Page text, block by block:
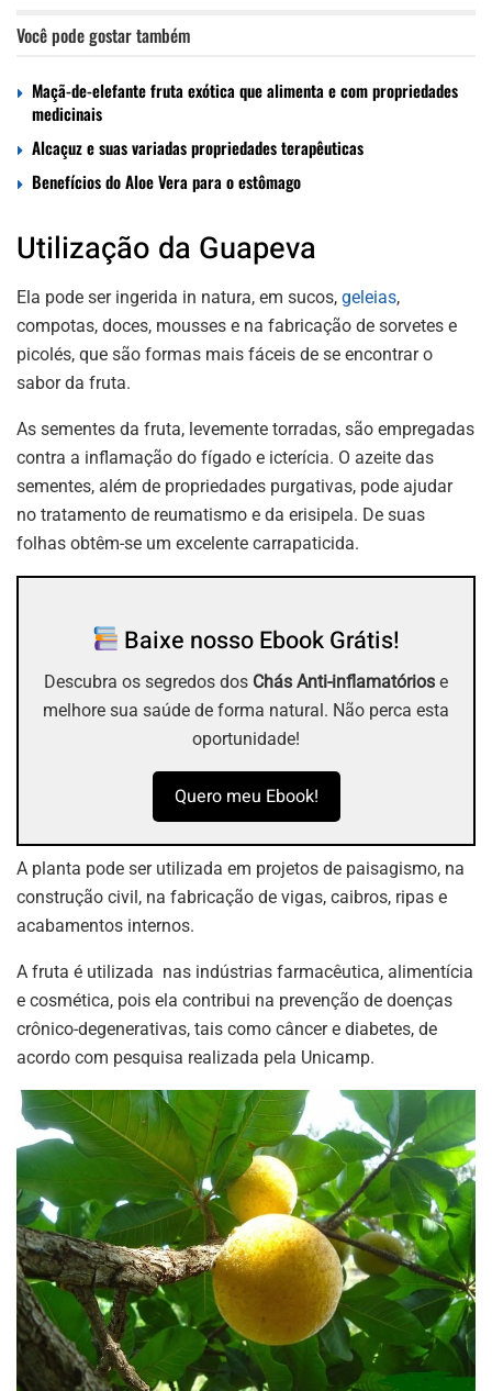
Você pode gostar também
Maçã-de-elefante fruta exótica que alimenta e com propriedades
medicinais
Alcaçuz e suas variadas propriedades terapêuticas
Benefícios do Aloe Vera para o estômago
Utilização da Guapeva
Ela pode ser ingerida in natura, em sucos, geleias,
compotas, doces, mousses e na fabricação de sorvetes e
picolés, que são formas mais fáceis de se encontrar o
sabor da fruta.
As sementes da fruta, levemente torradas, são empregadas
contra a inflamação do fígado e icterícia. O azeite das
sementes, além de propriedades purgativas, pode ajudar
no tratamento de reumatismo e da erisipela. De suas
folhas obtêm-se um excelente carrapaticida.
Baixe nosso Ebook Grátis!
Descubra os segredos dos Chás Anti-inflamatórios e
melhore sua saúde de forma natural. Não perca esta
oportunidade!
Quero meu Ebook!
A planta pode ser utilizada em projetos de paisagismo, na
construção civil, na fabricação de vigas, caibros, ripas e
acabamentos internos.
A fruta é utilizada nas indústrias farmacêutica, alimentícia
e cosmética, pois ela contribui na prevenção de doenças
crônico-degenerativas, tais como câncer e diabetes, de
acordo com pesquisa realizada pela Unicamp.